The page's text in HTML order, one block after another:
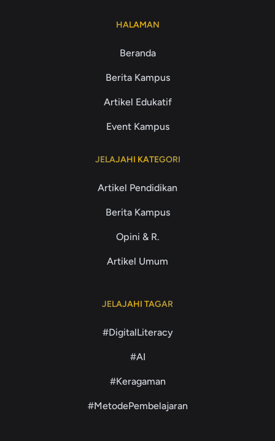
HALAMAN
Beranda
Berita Kampus
Artikel Edukatif
Event Kampus
JELAJAHI KATEGORI
Artikel Pendidikan
Berita Kampus
Opini & R.
Artikel Umum
JELAJAHI TAGAR
#DigitalLiteracy
#AI
#Keragaman
#MetodePembelajaran